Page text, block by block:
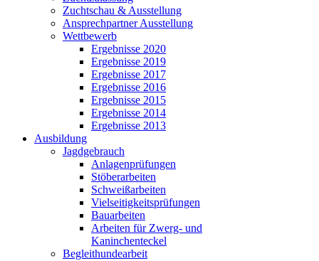
Zuchtschau & Ausstellung
Ansprechpartner Ausstellung
Wettbewerb
Ergebnisse 2020
Ergebnisse 2019
Ergebnisse 2017
Ergebnisse 2016
Ergebnisse 2015
Ergebnisse 2014
Ergebnisse 2013
Ausbildung
Jagdgebrauch
Anlagenprüfungen
Stöberarbeiten
Schweißarbeiten
Vielseitigkeitsprüfungen
Bauarbeiten
Arbeiten für Zwerg- und
Kaninchenteckel
Begleithundearbeit